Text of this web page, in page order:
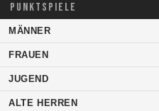
PUNKTSPIELE
MÄNNER
FRAUEN
JUGEND
ALTE HERREN